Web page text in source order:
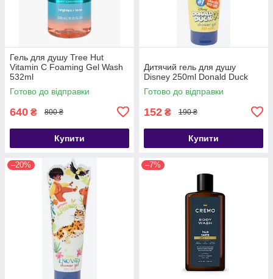
Гель для душу Tree Hut
Vitamin C Foaming Gel Wash
532ml
Готово до відправки
640 ₴ 800 ₴
Купити
Дитячий гель для душу
Disney 250ml Donald Duck
Готово до відправки
152 ₴ 190 ₴
Купити
–20% –7%